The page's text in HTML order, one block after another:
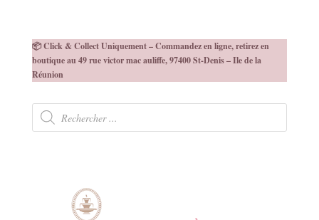
📦 Click & Collect Uniquement – Commandez en ligne, retirez en
boutique au 49 rue victor mac auliffe, 97400 St-Denis – Ile de la
Réunion
Recherche
produits